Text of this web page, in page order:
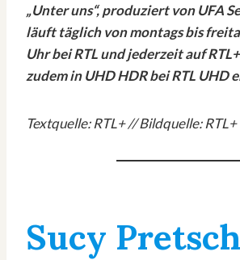
„Unter uns“, produziert von UFA
läuft täglich von montags bis
Uhr bei RTL und jederzeit auf
zudem in UHD HDR bei RTL UHD
Textquelle: RTL+ // Bildquelle: RTL+
Sucy Pretsch